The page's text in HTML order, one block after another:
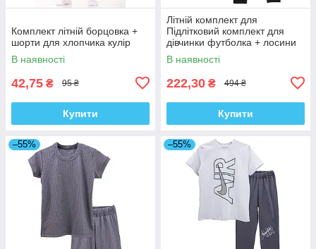
Комплект літній борцовка +
шорти для хлопчика кулір
В наявності
42,75 ₴ 95 ₴
Купити
Літній комплект для
Підлітковий комплект для
дівчинки футболка + лосини
Спорт
В наявності
222,30 ₴ 494 ₴
Купити
–55% –55%